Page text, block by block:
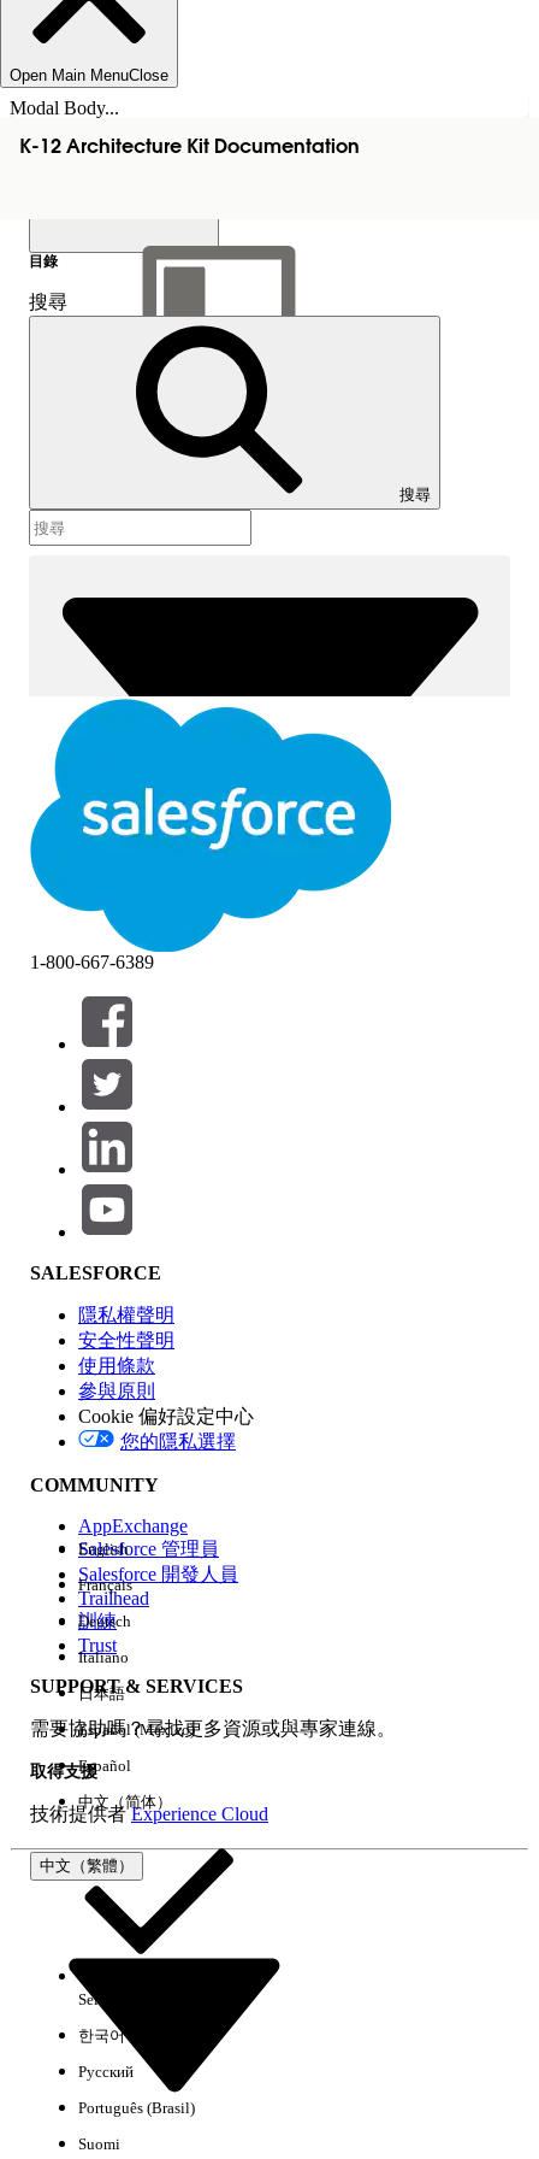
Open Main MenuClose
Modal Body...
K-12 Architecture Kit Documentation
顯示目錄
目錄
搜尋
搜尋
篩選器 (0)
選取篩選
產品區域
功能影響
版本
經驗
以下是搜尋小祕訣
1-800-667-6389
SALESFORCE
隱私權聲明
安全性聲明
使用條款
參與原則
Cookie 偏好設定中心
您的隱私選擇
COMMUNITY
AppExchange
Salesforce 管理員
Salesforce 開發人員
Trailhead
訓練
Trust
SUPPORT & SERVICES
需要協助嗎？尋找更多資源或與專家連線。
取得支援
技術提供者Experience Cloud
中文（繁體）
English
Français
Deutsch
Italiano
日本語
Español (México)
Español
中文（简体）
Select Org
한국어
Русский
Português (Brasil)
Suomi